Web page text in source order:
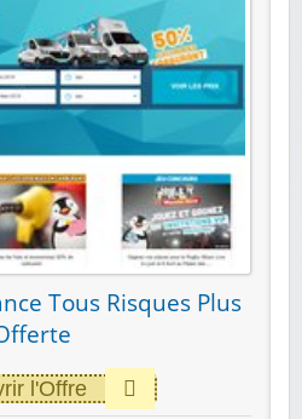
Tous Risques Plus
l'Offre